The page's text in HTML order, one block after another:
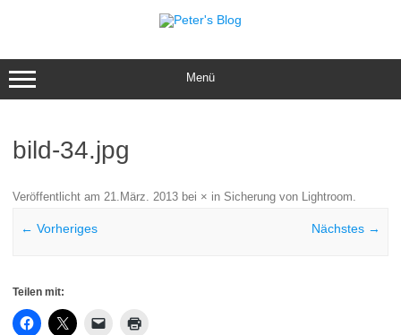
Menü
bild-34.jpg
Veröffentlicht am 21.März. 2013 bei × in Sicherung von Lightroom.
← Vorheriges Nächstes →
Teilen mit: